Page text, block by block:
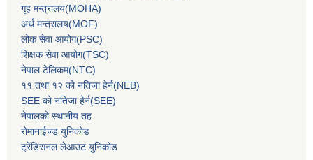
गृह मन्‍त्रालय(MOHA)
अर्थ मन्‍त्रालय(MOF)
लोक सेवा आयोग(PSC)
शिक्षक सेवा आयोग(TSC)
नेपाल टेलिकम(NTC)
११ तथा १२ को नतिजा हेर्न(NEB)
SEE को नतिजा हेर्न(SEE)
नेपालको स्थानीय तह
रोमानाईज्ड युनिकोड
ट्रेडिसनल लेआउट युनिकोड